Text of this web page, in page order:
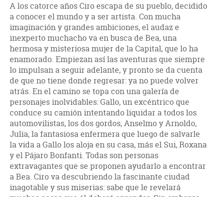
A los catorce años Ciro escapa de su pueblo, decidido
a conocer el mundo y a ser artista. Con mucha
imaginación y grandes ambiciones, el audaz e
inexperto muchacho va en busca de Bea, una
hermosa y misteriosa mujer de la Capital, que lo ha
enamorado. Empiezan así las aventuras que siempre
lo impulsan a seguir adelante, y pronto se da cuenta
de que no tiene donde regresar: ya no puede volver
atrás. En el camino se topa con una galería de
personajes inolvidables: Gallo, un excéntrico que
conduce su camión intentando liquidar a todos los
automovilistas, los dos gordos, Anselmo y Arnoldo,
Julia, la fantasiosa enfermera que luego de salvarle
la vida a Gallo los aloja en su casa, más el Sui, Roxana
y el Pájaro Bonfanti. Todas son personas
extravagantes que se proponen ayudarlo a encontrar
a Bea. Ciro va descubriendo la fascinante ciudad
inagotable y sus miserias: sabe que le revelará